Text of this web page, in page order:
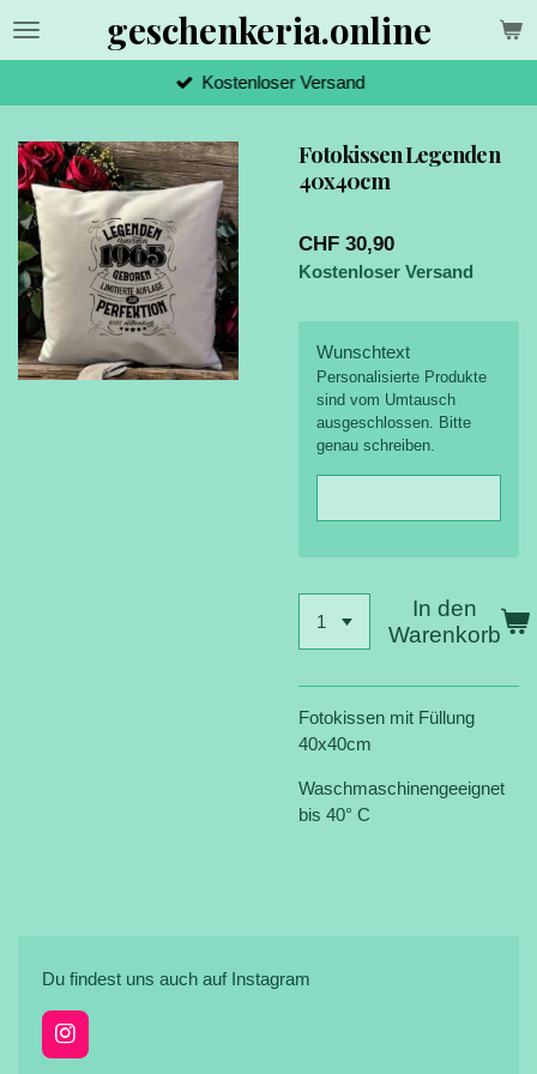
Zum
geschenkeria.online
Kostenloser Versand
Fotokissen Legenden
40x40cm
CHF 30,90
Kostenloser Versand
Wunschtext
Personalisierte Produkte
sind vom Umtausch
ausgeschlossen. Bitte
genau schreiben.
In den
Warenkorb
Fotokissen mit Füllung
40x40cm
Waschmaschinengeeignet
bis 40° C
Du findest uns auch auf Instagram
I
n